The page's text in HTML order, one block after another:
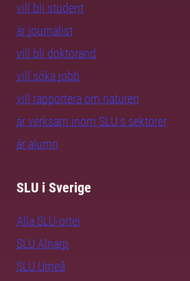
vill bli student
är journalist
vill bli doktorand
vill söka jobb
vill rapportera om naturen
är verksam inom SLU:s sektorer
är alumn
SLU i Sverige
Alla SLU-orter
SLU Alnarp
SLU Umeå